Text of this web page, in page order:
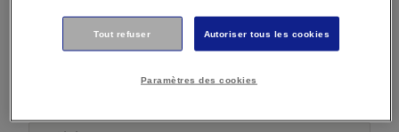
TéléphoneTout refuser Autoriser tous les cookies
Paramètres des cookies